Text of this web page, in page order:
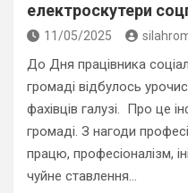
електроскутери
11/05/2025
До Дня працівника
громаді відбулось
фахівців галузі. Про це
громаді. З нагоди
працю, професіоналізм,
чуйне ставлення…